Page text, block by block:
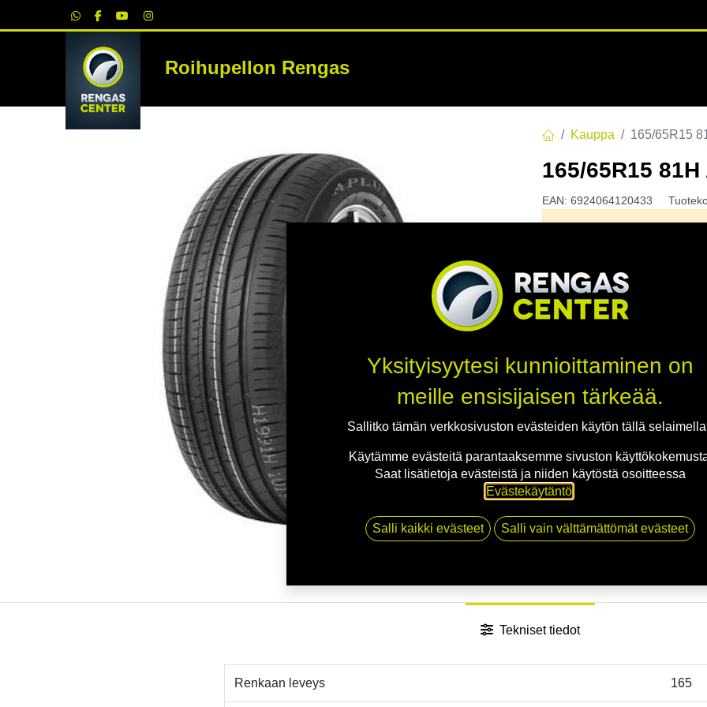
Roihupellon RengasRENKAAT
Kauppa 165/65R15
165/65R15
EAN: 6924064120433
Jaa
Toimitusehdot
Tekniset tiedot
Renkaan leveys 165
Yksityisyytesi kunnioittaminen on
meille ensisijaisen tärkeää.
Sallitko tämän verkkosivuston evästeiden käytön tällä
Käytämme evästeitä parantaaksemme sivuston
Saat lisätietoja evästeistä ja niiden käytöstä osoitteessa
Evästekäytäntö.
Salli kaikki evästeet Salli vain välttämättömät evästeet